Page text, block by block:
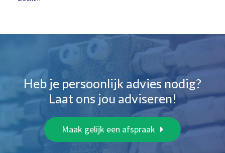
Heb je persoonlijk advies nodig?
Laat ons jou adviseren!
Maak gelijk een afspraak